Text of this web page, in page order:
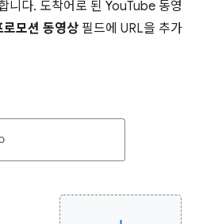
니다. 도착어로 된 YouTube 동영
로모션 동영상 필드에 URL을 추가